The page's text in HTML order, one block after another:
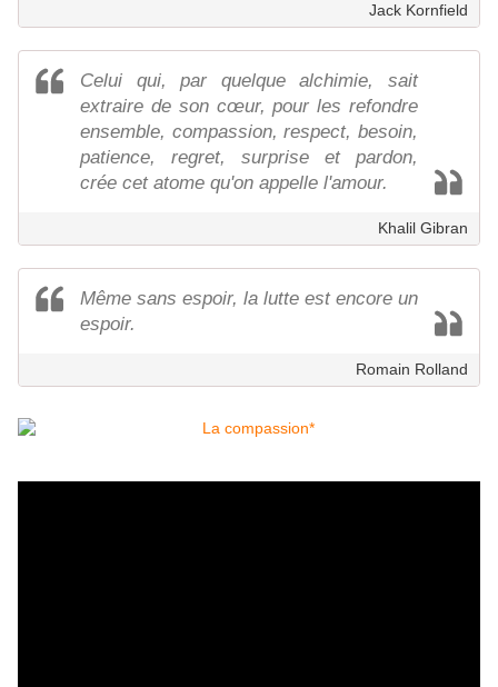
Jack Kornfield
Celui qui, par quelque alchimie, sait
extraire de son cœur, pour les refondre
ensemble, compassion, respect, besoin,
patience, regret, surprise et pardon,
crée cet atome qu'on appelle l'amour.
Khalil Gibran
Même sans espoir, la lutte est encore un
espoir.
Romain Rolland